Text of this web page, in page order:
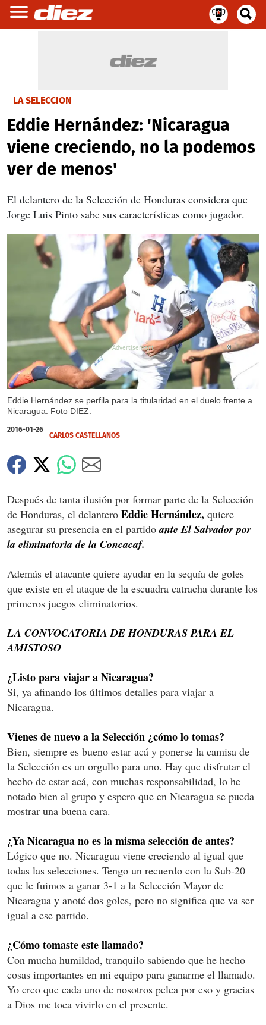
LA SELECCIÓN
Eddie Hernández: 'Nicaragua
viene creciendo, no la podemos
ver de menos'
El delantero de la Selección de Honduras considera que
Jorge Luis Pinto sabe sus características como jugador.
Eddie Hernández se perfila para la titularidad en el duelo frente a
Nicaragua. Foto DIEZ.
X
2016-01-26
CARLOS CASTELLANOS
Después de tanta ilusión por formar parte de la Selección
de Honduras, el delantero Eddie Hernández, quiere
asegurar su presencia en el partidoante El Salvador por
la eliminatoria de la Concacaf.
Además el atacante quiere ayudar en la sequía de goles
que existe en el ataque de la escuadra catracha durante los
primeros juegos eliminatorios.
LA CONVOCATORIA DE HONDURAS PARA EL
AMISTOSO
¿Listo para viajar a Nicaragua?
Si, ya afinando los últimos detalles para viajar a
Nicaragua.
Vienes de nuevo a la Selección ¿cómo lo tomas?
Bien, siempre es bueno estar acá y ponerse la camisa de
la Selección es un orgullo para uno. Hay que disfrutar el
hecho de estar acá, con muchas responsabilidad, lo he
notado bien al grupo y espero que en Nicaragua se pueda
mostrar una buena cara.
¿Ya Nicaragua no es la misma selección de antes?
Lógico que no. Nicaragua viene creciendo al igual que
todas las selecciones. Tengo un recuerdo con la Sub-20
que le fuimos a ganar 3-1 a la Selección Mayor de
Nicaragua y anoté dos goles, pero no significa que va ser
igual a ese partido.
¿Cómo tomaste este llamado?
Con mucha humildad, tranquilo sabiendo que he hecho
cosas importantes en mi equipo para ganarme el llamado.
Yo creo que cada uno de nosotros pelea por eso y gracias
a Dios me toca vivirlo en el presente.